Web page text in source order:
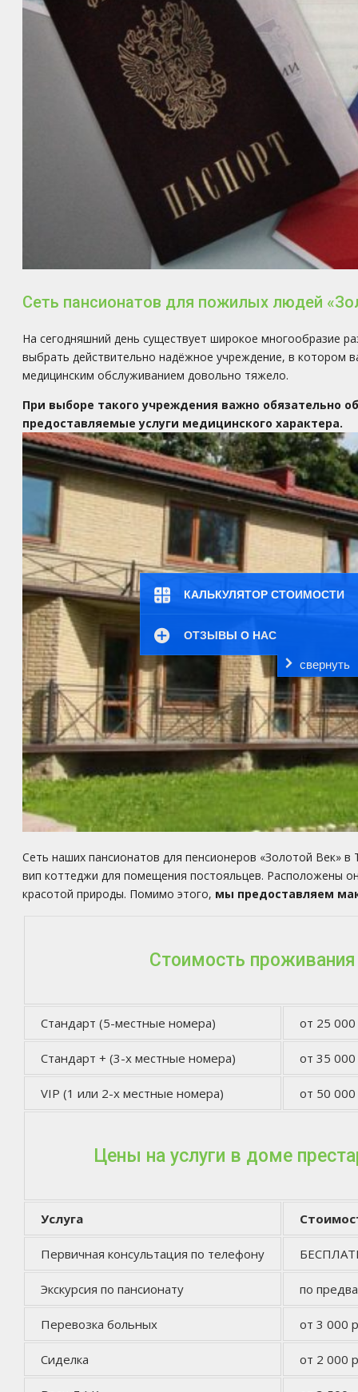
КАЛЬКУЛЯТОР СТОИМОСТИ
ОТЗЫВЫ О НАС
свернуть
Сеть пансионатов для пожилых людей
На сегодняшний день существует широкое многообразие
выбрать действительно надёжное учреждение, в
медицинским обслуживанием довольно тяжело.
При выборе такого учреждения важно обязательно
предоставляемые услуги медицинского характера.
Сеть наших пансионатов для пенсионеров «Золотой Век»
вип коттеджи для помещения постояльцев. Расположены
красотой природы. Помимо этого, мы предоставляем
Стоимость проживания
Стандарт (5-местные номера) от 25 000
Стандарт + (3-х местные номера) от 35 000
VIP (1 или 2-х местные номера) от 50 000
Цены на услуги в доме
Услуга
Первичная консультация по телефону
Экскурсия по пансионату по
Перевозка больных от 3 000
Сиделка от 2 000